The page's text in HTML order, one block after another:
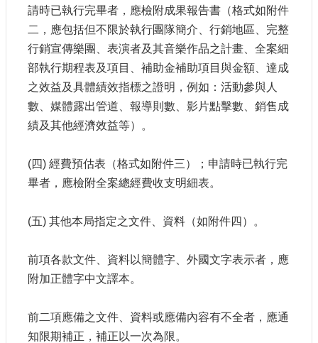
請時已執行完畢者，應檢附成果報告書（格式如附件
二，應包括但不限於執行團隊簡介、行銷地區、完整
行銷宣傳樂團、表演者及其音樂作品之計畫、全案細
部執行期程表及項目、補助金補助項目與金額、達成
之效益及具體績效指標之證明，例如：活動參與人
數、媒體露出管道、報導則數、影片點擊數、銷售成
績及其他經濟效益等）。
(四) 經費預估表（格式如附件三）；申請時已執行完
畢者，應檢附全案總經費收支明細表。
(五) 其他本局指定之文件、資料（如附件四）。
前項各款文件、資料以簡體字、外國文字表示者，應
附加正體字中文譯本。
前二項應備之文件、資料或應備內容有不全者，應通
知限期補正，補正以一次為限。